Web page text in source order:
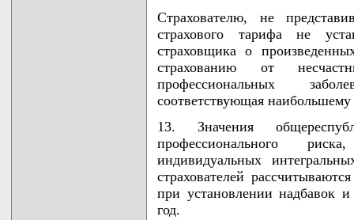
Страхователю, не
страхового тарифа не
страховщика о
страхованию от
профессиональных
соответствующая
13. Значения
профессионального
индивидуальных
страхователей
при установлении надбавок
год.